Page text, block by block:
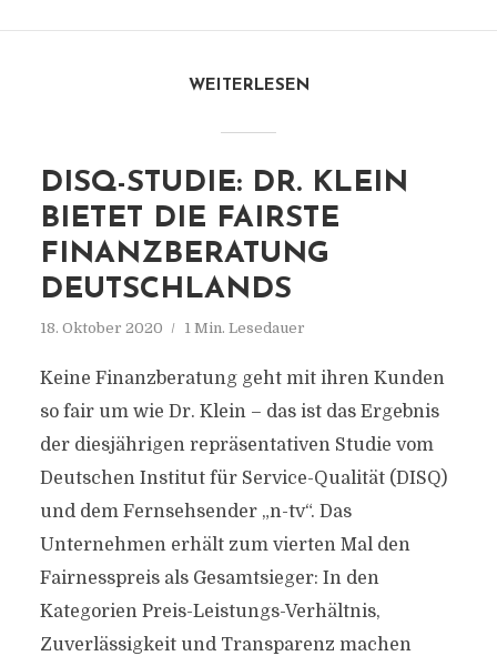
WEITERLESEN
DISQ-STUDIE: DR. KLEIN
BIETET DIE FAIRSTE
FINANZBERATUNG
DEUTSCHLANDS
18. Oktober 2020 1 Min. Lesedauer
Keine Finanzberatung geht mit ihren Kunden
so fair um wie Dr. Klein – das ist das Ergebnis
der diesjährigen repräsentativen Studie vom
Deutschen Institut für Service-Qualität (DISQ)
und dem Fernsehsender „n-tv“. Das
Unternehmen erhält zum vierten Mal den
Fairnesspreis als Gesamtsieger: In den
Kategorien Preis-Leistungs-Verhältnis,
Zuverlässigkeit und Transparenz machen